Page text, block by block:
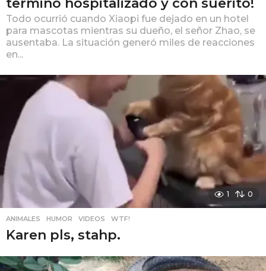
Todo ocurrió cuando Xiaopi fue dejado en un hotel
para mascotas mientras su dueño, el señor Zhao, se
ausentaba. La situación generó miles de reacciones
en...
1 0
ANIMALES ,HUMOR ,VIDEOS ,WTF!
Karen pls, stahp.